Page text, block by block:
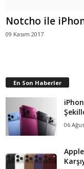
Notcho ile
09 Kasım 2017
En Son Haberler
06